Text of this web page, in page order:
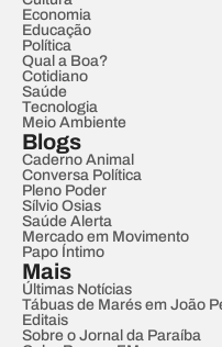
Economia
Educação
Política
Qual a Boa?
Cotidiano
Saúde
Tecnologia
Meio Ambiente
Blogs
Caderno Animal
Conversa Política
Pleno Poder
Sílvio Osias
Saúde Alerta
Mercado em Movimento
Papo Íntimo
Mais
Últimas Notícias
Tábuas de Marés em João
Editais
Sobre o Jornal da Paraíba